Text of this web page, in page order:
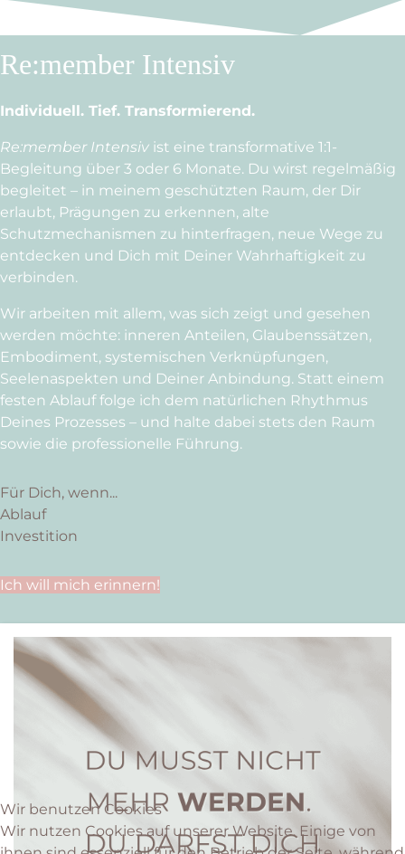
Re:member Intensiv
Individuell. Tief. Transformierend.
Re:member Intensiv ist eine transformative 1:1-
Begleitung über 3 oder 6 Monate. Du wirst regelmäßig
begleitet – in meinem geschützten Raum, der Dir
erlaubt, Prägungen zu erkennen, alte
Schutzmechanismen zu hinterfragen, neue Wege zu
entdecken und Dich mit Deiner Wahrhaftigkeit zu
verbinden.
Wir arbeiten mit allem, was sich zeigt und gesehen
werden möchte: inneren Anteilen, Glaubenssätzen,
Embodiment, systemischen Verknüpfungen,
Seelenaspekten und Deiner Anbindung. Statt einem
festen Ablauf folge ich dem natürlichen Rhythmus
Deines Prozesses – und halte dabei stets den Raum
sowie die professionelle Führung.
Für Dich, wenn...
Ablauf
Investition
Ich will mich erinnern!
Wir benutzen Cookies
Wir nutzen Cookies auf unserer Website. Einige von